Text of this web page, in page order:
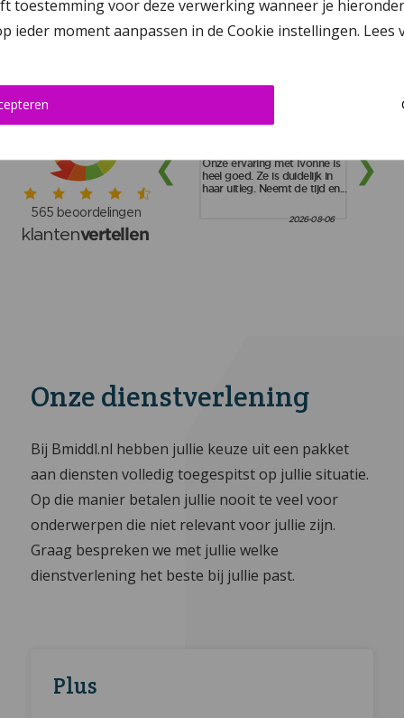
toestemming voor deze verwerking wanneer je hieronder
ieder moment aanpassen in de Cookie instellingen.
4382 AD Vlissingen
Onze dienstverlening
Bij Bmiddl.nl hebben jullie keuze uit een pakket
aan diensten volledig toegespitst op jullie situatie.
Op die manier betalen jullie nooit te veel voor
onderwerpen die niet relevant voor jullie zijn.
Graag bespreken we met jullie welke
dienstverlening het beste bij jullie past.
Plus